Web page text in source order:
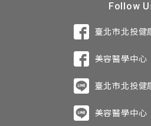
Follow
臺北市北投健
美容醫學中心
臺北市北投健
美容醫學中心